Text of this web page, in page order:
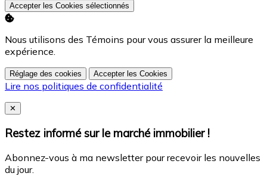
Accepter les Cookies sélectionnés
Nous utilisons des Témoins pour vous assurer la meilleure
expérience.
Réglage des cookies Accepter les Cookies
Lire nos politiques de confidentialité
Close
✕
Restez informé sur le marché immobilier !
Abonnez-vous à ma newsletter pour recevoir les nouvelles
du jour.